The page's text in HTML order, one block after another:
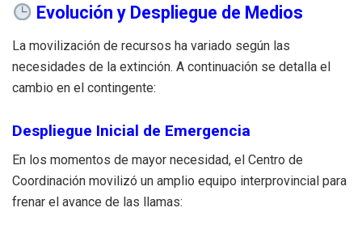
Evolución y Despliegue de Medios
La movilización de recursos ha variado según las
necesidades de la extinción. A continuación se detalla el
cambio en el contingente:
Despliegue Inicial de Emergencia
En los momentos de mayor necesidad, el Centro de
Coordinación movilizó un amplio equipo interprovincial para
frenar el avance de las llamas: